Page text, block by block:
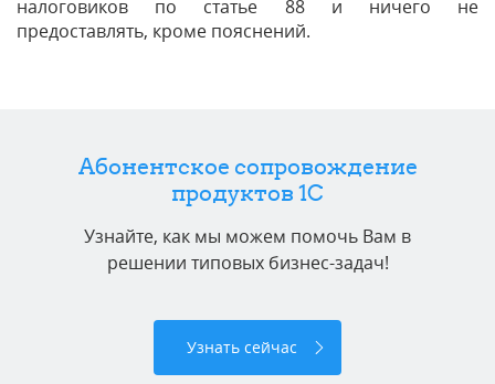
налоговиков по статье 88 и ничего не
предоставлять, кроме пояснений.
Абонентское сопровождение
продуктов 1C
Узнайте, как мы можем помочь Вам в
решении типовых бизнес-задач!
Узнать сейчас